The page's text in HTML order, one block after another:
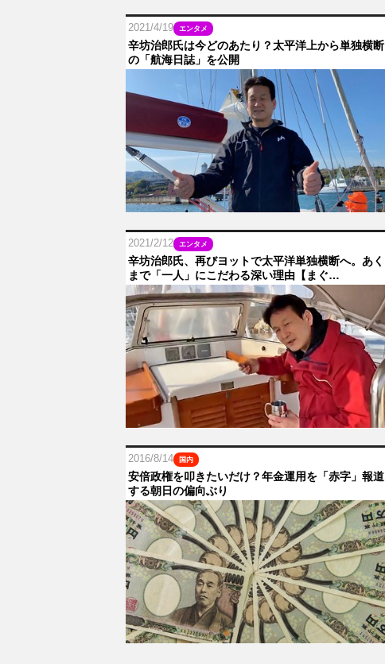
2021/4/19 エンタメ
辛坊治郎氏は今どのあたり？太平洋上から単独横断
の「航海日誌」を公開
2021/2/12 エンタメ
辛坊治郎氏、再びヨットで太平洋単独横断へ。あく
まで「一人」にこだわる深い理由【まぐ…
2016/8/14 国内
安倍政権を叩きたいだけ？年金運用を「赤字」報道
する朝日の偏向ぶり